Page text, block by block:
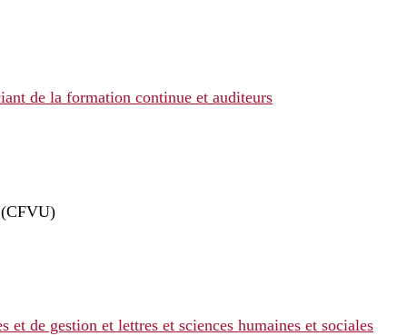
de la formation continue et auditeurs
de gestion et lettres et sciences humaines et sociales